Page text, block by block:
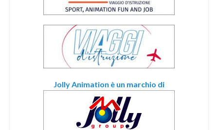
Jolly Animation è un marchio di